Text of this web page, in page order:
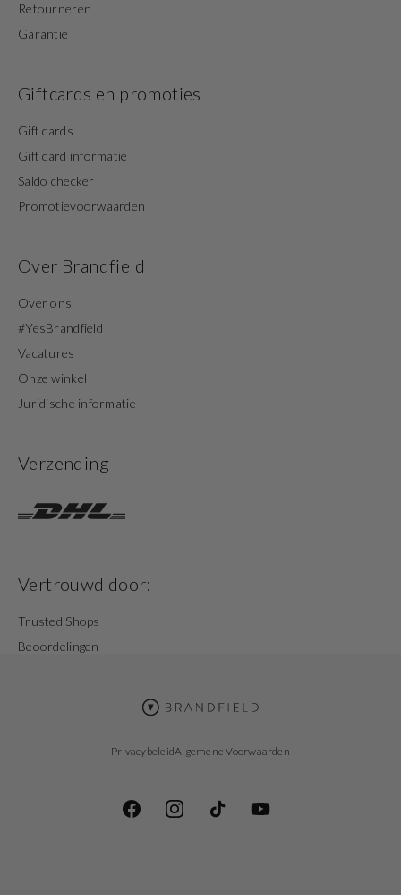
Retourneren
Garantie
Giftcards en promoties
Gift cards
Gift card informatie
Saldo checker
Promotievoorwaarden
Over Brandfield
Over ons
#YesBrandfield
Vacatures
Onze winkel
Juridische informatie
Verzending
Vertrouwd door:
Trusted Shops
Beoordelingen
PrivacybeleidAlgemene Voorwaarden
FacebookInstagramTikTok YouTube